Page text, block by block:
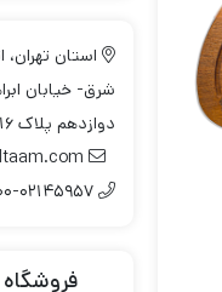
استان تهران،
شرق- خیابان
دوازدهم پلاک ۱۶
فروشگاه